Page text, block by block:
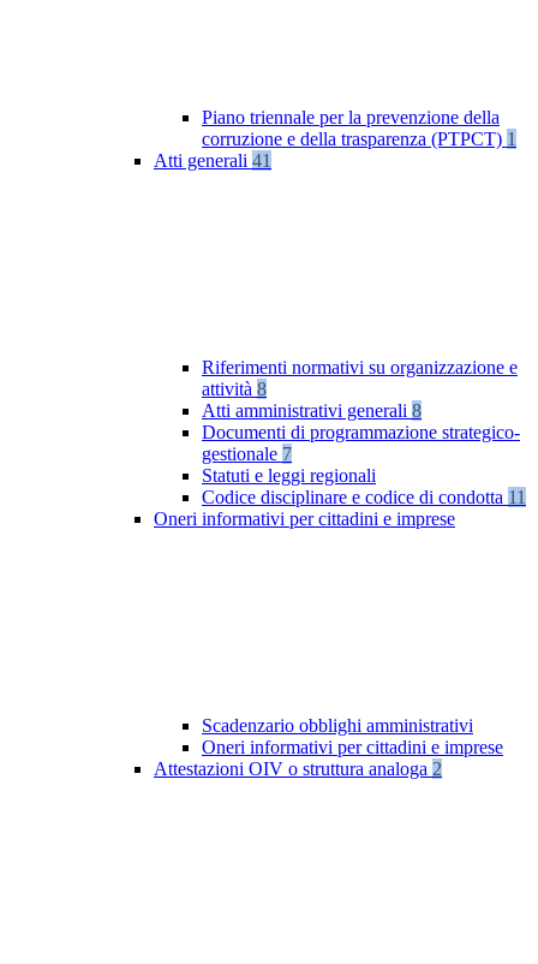
Piano triennale per la prevenzione della
corruzione e della trasparenza (PTPCT) 1
Atti generali 41
Riferimenti normativi su organizzazione e
attività 8
Atti amministrativi generali 8
Documenti di programmazione strategico-
gestionale 7
Statuti e leggi regionali
Codice disciplinare e codice di condotta 11
Oneri informativi per cittadini e imprese
Scadenzario obblighi amministrativi
Oneri informativi per cittadini e imprese
Attestazioni OIV o struttura analoga 2